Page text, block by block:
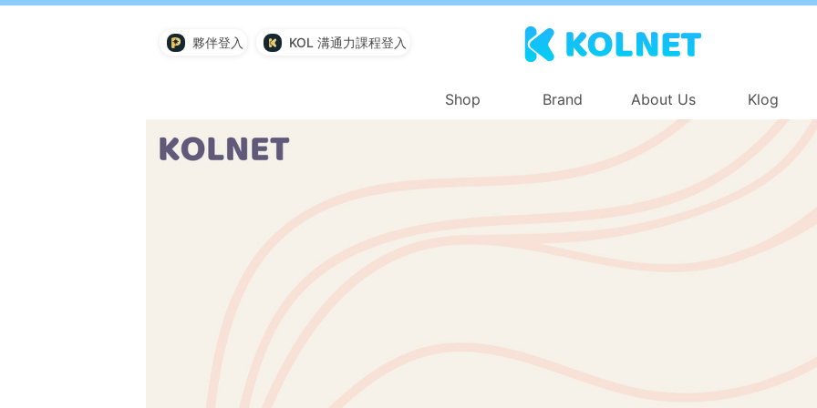
夥伴登入 KOL 溝通力課程登入
Shop Brand About Us Klog